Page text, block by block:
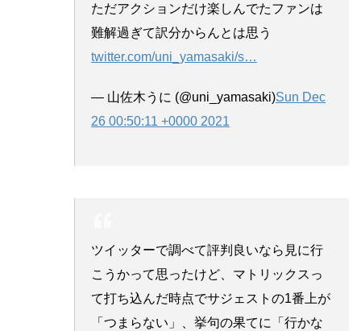
ただアクションだけ楽しんでたファンは
難解過ぎて訳分からんとは思う
twitter.com/uni_yamasaki/s…
— 山佐木うに (@uni_yamasaki)Sun Dec
26 00:50:11 +0000 2021
ツイッターで調べて評判良いなら見に行
こうかって思ったけど、マトリックスっ
て打ち込んだ時点でサジェストの1番上が
「つまらない」、挙句の果てに「行かな